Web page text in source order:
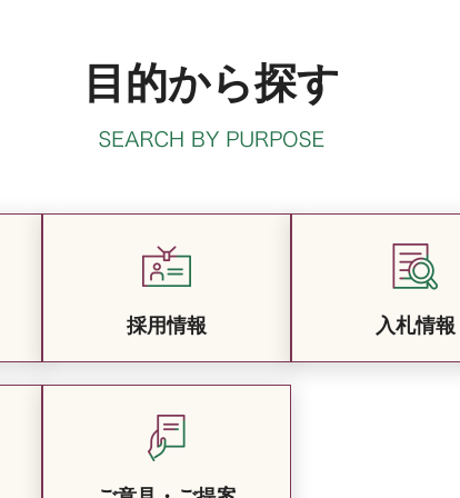
目的から探す
採用情報 入札情報